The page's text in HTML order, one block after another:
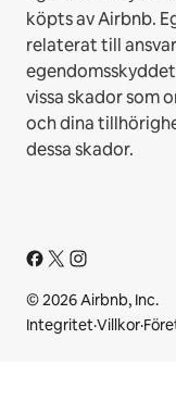
köpts av Airbnb.
relaterat till
vissa skador som
och dina
dessa skador.
© 2026 Airbnb, Inc.
Integritet·Villkor·